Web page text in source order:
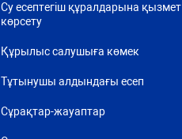
Су есептегіш құралдарына қызмет
көрсету
Құрылыс салушыға көмек
Тұтынушы алдындағы есеп
Сұрақтар-жауаптар